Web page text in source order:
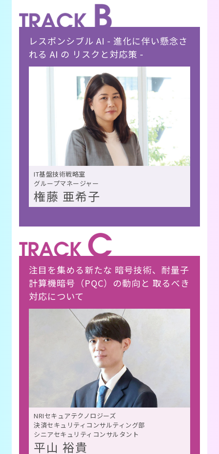
レスポンシブル AI - 進化に伴い懸念さ
れる AI の リスクと対応策 -
IT基盤技術戦略室
グループマネージャー
権藤 亜希子
注目を集める新たな 暗号技術、耐量子
計算機暗号（PQC）の動向と 取るべき
対応について
NRIセキュアテクノロジーズ
決済セキュリティコンサルティング部
シニアセキュリティコンサルタント
平山 裕貴